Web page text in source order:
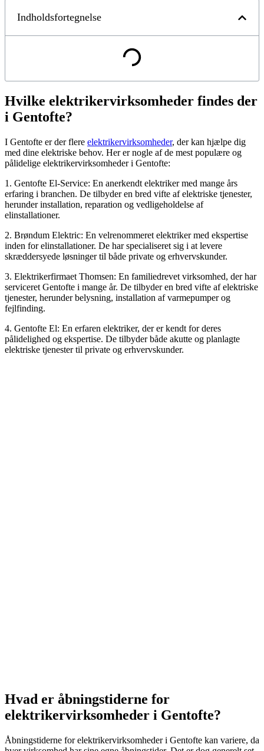
Indholdsfortegnelse
Hvilke elektrikervirksomheder findes der
i Gentofte?
I Gentofte er der flere elektrikervirksomheder, der kan hjælpe dig
med dine elektriske behov. Her er nogle af de mest populære og
pålidelige elektrikervirksomheder i Gentofte:
1. Gentofte El-Service: En anerkendt elektriker med mange års
erfaring i branchen. De tilbyder en bred vifte af elektriske tjenester,
herunder installation, reparation og vedligeholdelse af
elinstallationer.
2. Brøndum Elektric: En velrenommeret elektriker med ekspertise
inden for elinstallationer. De har specialiseret sig i at levere
skræddersyede løsninger til både private og erhvervskunder.
3. Elektrikerfirmaet Thomsen: En familiedrevet virksomhed, der har
serviceret Gentofte i mange år. De tilbyder en bred vifte af elektriske
tjenester, herunder belysning, installation af varmepumper og
fejlfinding.
4. Gentofte El: En erfaren elektriker, der er kendt for deres
pålidelighed og ekspertise. De tilbyder både akutte og planlagte
elektriske tjenester til private og erhvervskunder.
Hvad er åbningstiderne for
elektrikervirksomheder i Gentofte?
Åbningstiderne for elektrikervirksomheder i Gentofte kan variere, da